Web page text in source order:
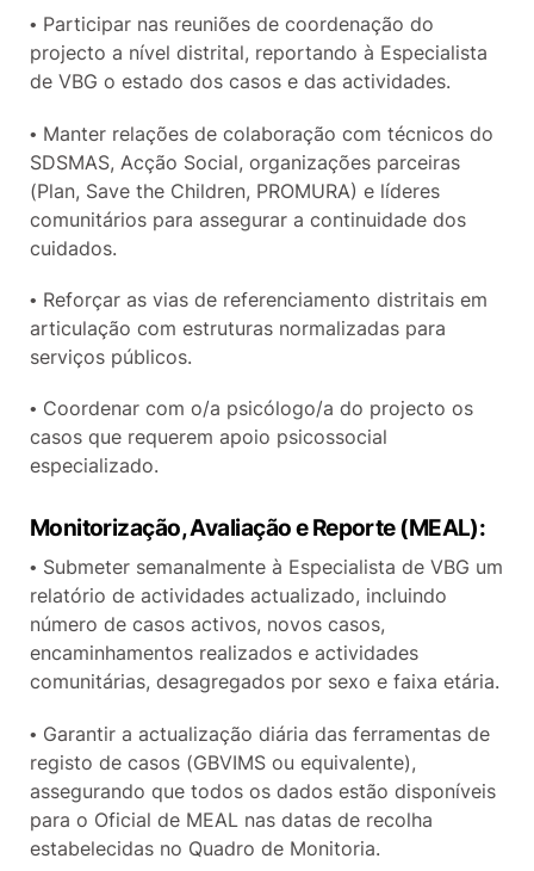
• Participar nas reuniões de coordenação do
projecto a nível distrital, reportando à Especialista
de VBG o estado dos casos e das actividades.
• Manter relações de colaboração com técnicos do
SDSMAS, Acção Social, organizações parceiras
(Plan, Save the Children, PROMURA) e líderes
comunitários para assegurar a continuidade dos
cuidados.
• Reforçar as vias de referenciamento distritais em
articulação com estruturas normalizadas para
serviços públicos.
• Coordenar com o/a psicólogo/a do projecto os
casos que requerem apoio psicossocial
especializado.
Monitorização, Avaliação e Reporte (MEAL):
• Submeter semanalmente à Especialista de VBG um
relatório de actividades actualizado, incluindo
número de casos activos, novos casos,
encaminhamentos realizados e actividades
comunitárias, desagregados por sexo e faixa etária.
• Garantir a actualização diária das ferramentas de
registo de casos (GBVIMS ou equivalente),
assegurando que todos os dados estão disponíveis
para o Oficial de MEAL nas datas de recolha
estabelecidas no Quadro de Monitoria.